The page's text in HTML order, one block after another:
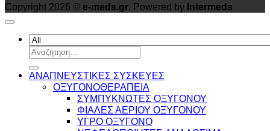
Copyright 2026 © e-meds.gr. Powered by Intermeds
Αναζήτηση
ΑΝΑΠΝΕΥΣΤΙΚΕΣ ΣΥΣΚΕΥΕΣ
ΟΞΥΓΟΝΟΘΕΡΑΠΕΙΑ
ΣΥΜΠΥΚΝΩΤΕΣ ΟΞΥΓΟΝΟΥ
ΦΙΑΛΕΣ ΑΕΡΙΟΥ ΟΞΥΓΟΝΟΥ
ΥΓΡΟ ΟΞΥΓΟΝΟ